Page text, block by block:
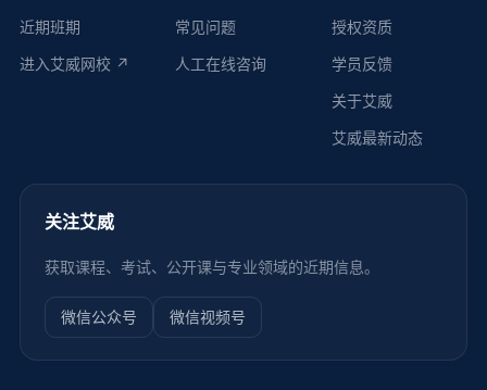
近期班期
进入艾威网校 ↗
常见问题
人工在线咨询
授权资质
学员反馈
关于艾威
艾威最新动态
关注艾威
获取课程、考试、公开课与专业领域的近期信息。
微信公众号 微信视频号